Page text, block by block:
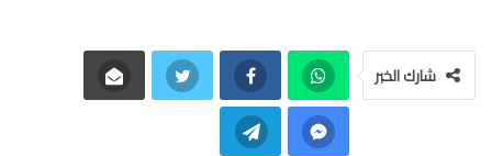
شارك الخبر